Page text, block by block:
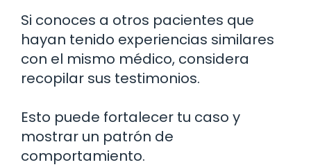
Si conoces a otros pacientes que
hayan tenido experiencias similares
con el mismo médico, considera
recopilar sus testimonios.
Esto puede fortalecer tu caso y
mostrar un patrón de
comportamiento.